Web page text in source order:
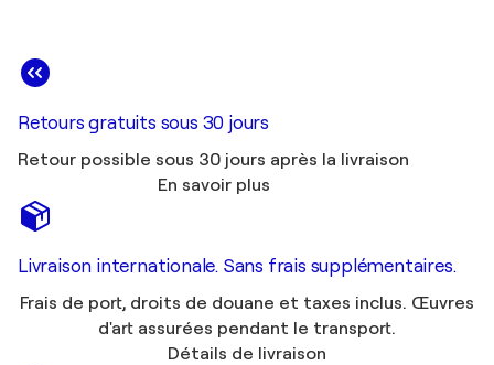
Retours gratuits sous 30 jours
Retour possible sous 30 jours après la livraison
En savoir plus
Livraison internationale. Sans frais supplémentaires.
Frais de port, droits de douane et taxes inclus. Œuvres
d'art assurées pendant le transport.
Détails de livraison